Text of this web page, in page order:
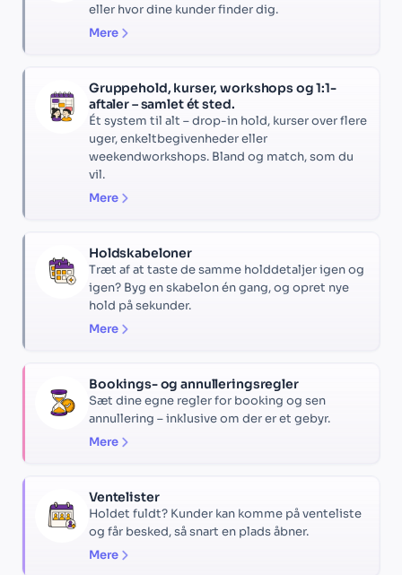
eller hvor dine kunder finder dig.
Mere
Gruppehold, kurser, workshops og 1:1-
aftaler – samlet ét sted.
Ét system til alt – drop-in hold, kurser over flere
uger, enkeltbegivenheder eller
weekendworkshops. Bland og match, som du
vil.
Mere
Holdskabeloner
Træt af at taste de samme holddetaljer igen og
igen? Byg en skabelon én gang, og opret nye
hold på sekunder.
Mere
Bookings- og annulleringsregler
Sæt dine egne regler for booking og sen
annullering – inklusive om der er et gebyr.
Mere
Ventelister
Holdet fuldt? Kunder kan komme på venteliste
og får besked, så snart en plads åbner.
Mere